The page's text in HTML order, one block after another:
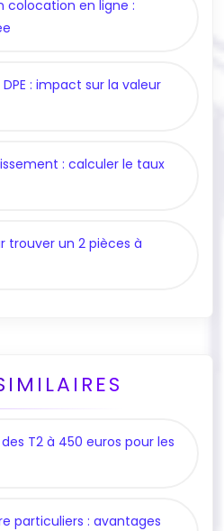
colocation en ligne :
: impact sur la valeur
: calculer le taux
trouver un 2 pièces à
T2 à 450 euros pour les
particuliers : avantages